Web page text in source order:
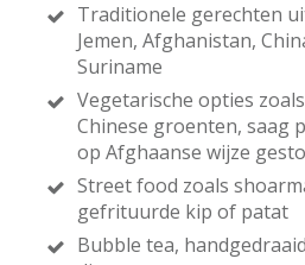
Traditionele gerechten
Jemen, Afghanistan,
Suriname
Vegetarische opties
Chinese groenten, saag
op Afghaanse wijze
Street food zoals
gefrituurde kip of patat
Bubble tea,